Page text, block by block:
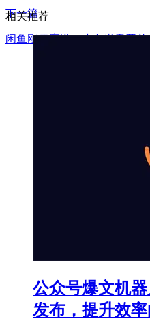
下一篇
闲鱼刚需赛道，小白当天开
相关推荐
公众号爆文机
发布，提升效